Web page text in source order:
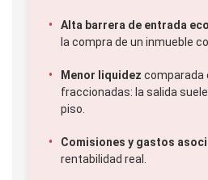
Alta barrera de entrada
la compra de un inmueble
Menor liquidez comparada
fraccionadas: la salida
piso.
Comisiones y gastos
rentabilidad real.